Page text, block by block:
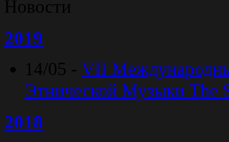
Новости
2019
14/05 - VII
Этнической Музыки The
2018